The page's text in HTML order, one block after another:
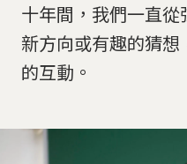
十年間，我們一直
新方向或有趣的猜
的互動。